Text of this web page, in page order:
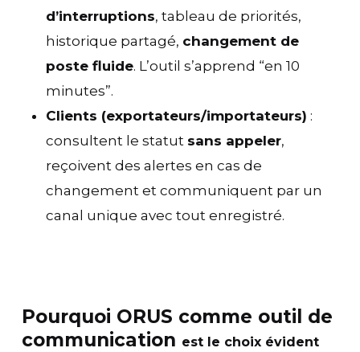
d’interruptions, tableau de priorités,
historique partagé, changement de
poste fluide. L’outil s’apprend “en 10
minutes”.
Clients (exportateurs/importateurs) :
consultent le statut sans appeler,
reçoivent des alertes en cas de
changement et communiquent par un
canal unique avec tout enregistré.
Pourquoi ORUS comme outil de
communication est le choix évident